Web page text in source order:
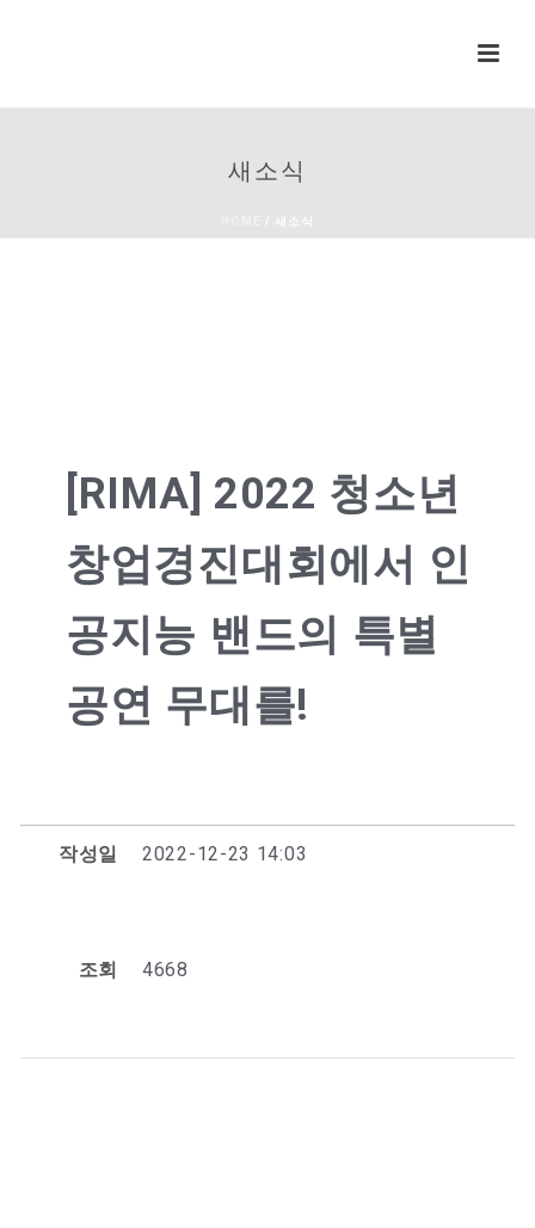
새소식
/ 새소식
[RIMA] 2022 청소년
창업경진대회에서 인
공지능 밴드의 특별
공연 무대를!
작성일 2022-12-23 14:03
조회 4668